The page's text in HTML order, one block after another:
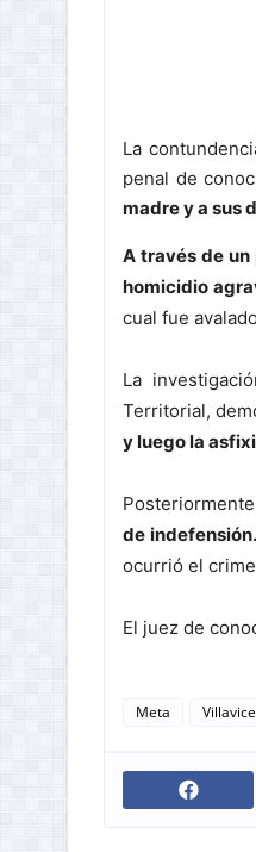
La
penal de
madre y a sus
A través de
homicidio
cual fue
La
Territorial,
y luego la
de indefensión.
ocurrió el
El juez de
Meta